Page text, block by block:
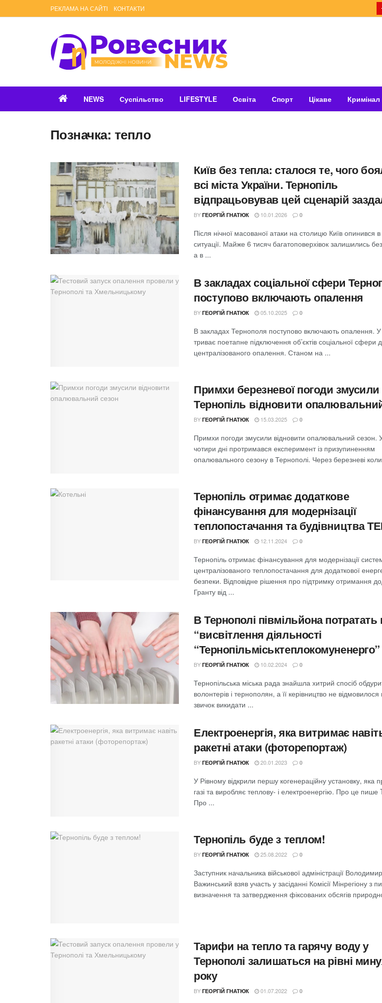
РЕКЛАМА НА САЙТІ КОНТАКТИ
NEWS Суспільство LIFESTYLE Освіта Спорт Цікаве Кримінал
Позначка: тепло
Київ без тепла: сталося те, чого
всі міста України. Тернопіль
відпрацьовував цей сценарій
BY ГЕОРГІЙ ГНАТЮК 10.01.2026 0
Після нічної масованої атаки на столицю Київ опинився в
ситуації. Майже 6 тисяч багатоповерхівок залишились
а в ...
В закладах соціальної сфери
поступово включають опалення
BY ГЕОРГІЙ ГНАТЮК 05.10.2025 0
В закладах Тернополя поступово включають опалення.
триває поетапне підключення об’єктів соціальної сфери
централізованого опалення. Станом на ...
Примхи березневої погоди змусили
Тернопіль відновити
BY ГЕОРГІЙ ГНАТЮК 15.03.2025 0
Примхи погоди змусили відновити опалювальний сезон.
чотири дні протримався експеримент із призупиненням
опалювального сезону в Тернополі. Через березневі
Тернопіль отримає додаткове
фінансування для модернізації
теплопостачання та будівництва
BY ГЕОРГІЙ ГНАТЮК 12.11.2024 0
Тернопіль отримає фінансування для модернізації
централізованого теплопостачання для додаткової
безпеки. Відповідне рішення про підтримку отримання
Гранту від ...
В Тернополі півмільйона
“висвітлення діяльності
“Тернопільміськтеплокомуненерго”
BY ГЕОРГІЙ ГНАТЮК 10.02.2024 0
Тернопільська міська рада знайшла хитрий спосіб
волонтерів і тернополян, а її керівництво не відмовилося
звичок викидати ...
Електроенергія, яка витримає
ракетні атаки (фоторепортаж)
BY ГЕОРГІЙ ГНАТЮК 20.01.2023 0
У Рівному відкрили першу когенераційну установку, яка
газі та виробляє теплову- і електроенергію. Про це пише
Про ...
Тернопіль буде з теплом!
BY ГЕОРГІЙ ГНАТЮК 25.08.2022 0
Заступник начальника військової адміністрації Володимир
Важинський взяв участь у засіданні Комісії Мінрегіону з
визначення та затвердження фіксованих обсягів
Тарифи на тепло та гарячу воду у
Тернополі залишаться на рівні
року
BY ГЕОРГІЙ ГНАТЮК 01.07.2022 0